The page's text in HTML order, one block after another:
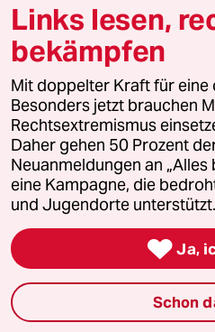
© 2026 taz Verlags und
Alle Rechte vorbehalten. Bei
wenden Sie sich bitte an
Feedback Redaktionsstatut
Leitlinie Informant
Seitenwende Einwilligungen
Links lesen,
bekämpfen
Mit doppelter Kraft für eine
Besonders jetzt brauchen
Rechtsextremismus
Daher gehen 50 Prozent
Neuanmeldungen an
eine Kampagne, die
und Jugendorte
 Ja,
Schon